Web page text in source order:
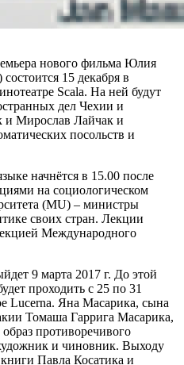
нового фильма Юлия
15 декабря в
Scala. На ней будут
дел Чехии и
и Мирослав Лайчак и
посольств и
начнётся в 15.00 после
на социологическом
(MU) – министры
своих стран. Лекции
Международного
9 марта 2017 г. До этой
проходить с 25 по 31
Lucerna. Яна Масарика, сына
Томаша Гаррига Масарика,
противоречивого
и чиновник. Выходу
Павла Косатика и